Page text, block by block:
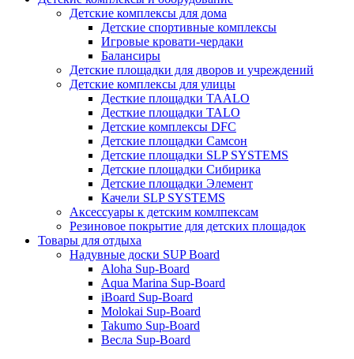
Детские комплексы для дома
Детские спортивные комплексы
Игровые кровати-чердаки
Балансиры
Детские площадки для дворов и учреждений
Детские комплексы для улицы
Десткие площадки TAALO
Десткие площадки TALO
Детские комплексы DFC
Детские площадки Самсон
Детские площадки SLP SYSTEMS
Детские площадки Сибирика
Детские площадки Элемент
Качели SLP SYSTEMS
Аксессуары к детским комлпексам
Резиновое покрытие для детских площадок
Товары для отдыха
Надувные доски SUP Board
Aloha Sup-Board
Aqua Marina Sup-Board
iBoard Sup-Board
Molokai Sup-Board
Takumo Sup-Board
Весла Sup-Board